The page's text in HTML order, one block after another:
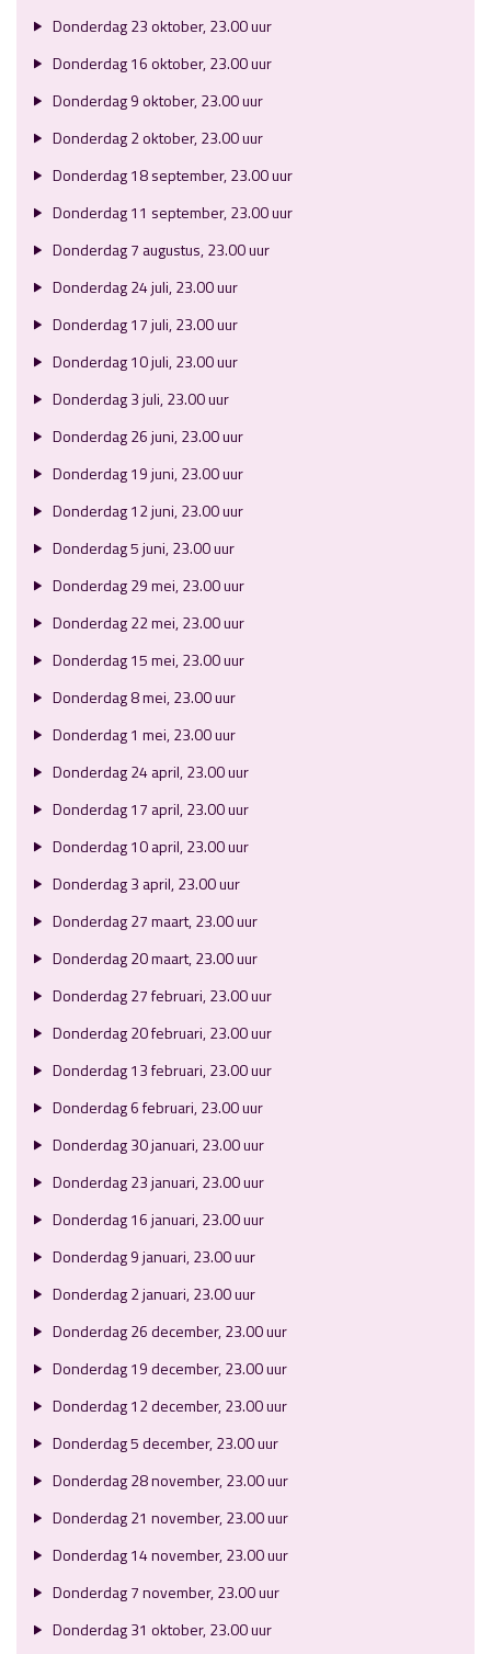
Donderdag 23 oktober, 23.00 uur
Donderdag 16 oktober, 23.00 uur
Donderdag 9 oktober, 23.00 uur
Donderdag 2 oktober, 23.00 uur
Donderdag 18 september, 23.00 uur
Donderdag 11 september, 23.00 uur
Donderdag 7 augustus, 23.00 uur
Donderdag 24 juli, 23.00 uur
Donderdag 17 juli, 23.00 uur
Donderdag 10 juli, 23.00 uur
Donderdag 3 juli, 23.00 uur
Donderdag 26 juni, 23.00 uur
Donderdag 19 juni, 23.00 uur
Donderdag 12 juni, 23.00 uur
Donderdag 5 juni, 23.00 uur
Donderdag 29 mei, 23.00 uur
Donderdag 22 mei, 23.00 uur
Donderdag 15 mei, 23.00 uur
Donderdag 8 mei, 23.00 uur
Donderdag 1 mei, 23.00 uur
Donderdag 24 april, 23.00 uur
Donderdag 17 april, 23.00 uur
Donderdag 10 april, 23.00 uur
Donderdag 3 april, 23.00 uur
Donderdag 27 maart, 23.00 uur
Donderdag 20 maart, 23.00 uur
Donderdag 27 februari, 23.00 uur
Donderdag 20 februari, 23.00 uur
Donderdag 13 februari, 23.00 uur
Donderdag 6 februari, 23.00 uur
Donderdag 30 januari, 23.00 uur
Donderdag 23 januari, 23.00 uur
Donderdag 16 januari, 23.00 uur
Donderdag 9 januari, 23.00 uur
Donderdag 2 januari, 23.00 uur
Donderdag 26 december, 23.00 uur
Donderdag 19 december, 23.00 uur
Donderdag 12 december, 23.00 uur
Donderdag 5 december, 23.00 uur
Donderdag 28 november, 23.00 uur
Donderdag 21 november, 23.00 uur
Donderdag 14 november, 23.00 uur
Donderdag 7 november, 23.00 uur
Donderdag 31 oktober, 23.00 uur